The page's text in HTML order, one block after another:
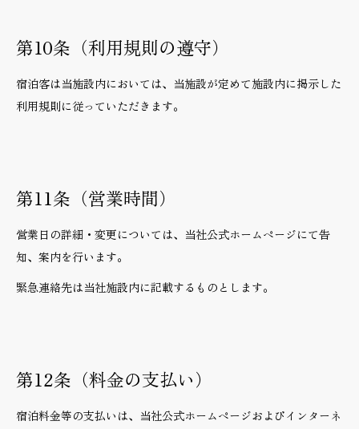
第10条（利用規則の遵守）
宿泊客は当施設内においては、当施設が定めて施設内に掲示した
利用規則に従っていただきます。
第11条（営業時間）
営業日の詳細・変更については、当社公式ホームページにて告
知、案内を行います。
緊急連絡先は当社施設内に記載するものとします。
第12条（料金の支払い）
宿泊料金等の支払いは、当社公式ホームページおよびインターネ